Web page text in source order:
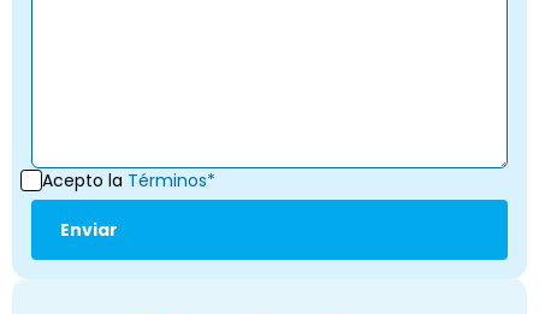
Acepto la Términos*